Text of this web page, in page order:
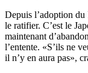
Depuis l’adoption
le ratifier. C’est le
maintenant
l’entente. «S’ils ne
il n’y en aura pas»,